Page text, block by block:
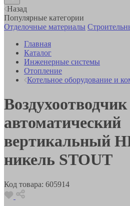
Назад
Популярные категории
Отделочные материалы
Главная
Каталог
Инженерные системы
Отопление
Котельное оборудование и
Воздухоотводчик
автоматический
вертикальный
никель STOUT
Код товара: 605914